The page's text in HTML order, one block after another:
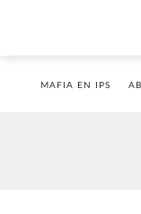
MAFIA EN IPS